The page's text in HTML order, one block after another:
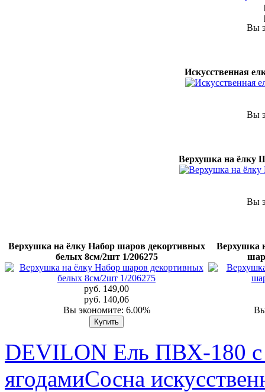
Вы
Искусственная
Вы
Верхушка на ёлку
Вы
Верхушка на ёлку Набор шаров декортивных
белых 8см/2шт 1/206275
руб. 149,00
руб. 140,06
Вы экономите: 6.00%
Верхушка
DEVILON Ель ПВХ-180 с
ягодамиСосна